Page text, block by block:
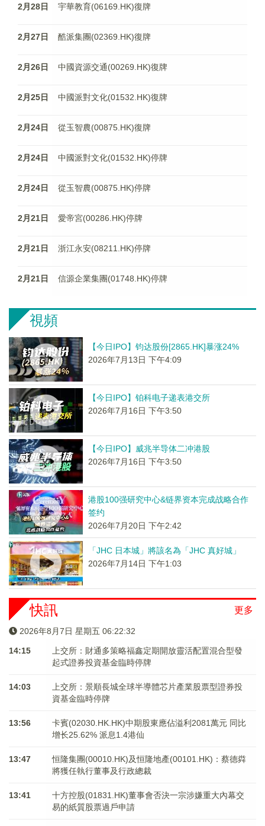
2月28日 宇華教育(06169.HK)復牌
2月27日 酷派集團(02369.HK)復牌
2月26日 中國資源交通(00269.HK)復牌
2月25日 中國派對文化(01532.HK)復牌
2月24日 從玉智農(00875.HK)復牌
2月24日 中國派對文化(01532.HK)停牌
2月24日 從玉智農(00875.HK)停牌
2月21日 愛帝宮(00286.HK)停牌
2月21日 浙江永安(08211.HK)停牌
2月21日 信源企業集團(01748.HK)停牌
視頻
【今日IPO】钧达股份[2865.HK]暴涨24%
2026年7月13日 下午4:09
【今日IPO】铂科电子递表港交所
2026年7月16日 下午3:50
【今日IPO】威兆半导体二冲港股
2026年7月16日 下午3:50
港股100强研究中心&链界资本完成战略合作
签约
2026年7月20日 下午2:42
「JHC 日本城」將該名為「JHC 真好城」
2026年7月14日 下午1:03
更多
快訊
2026年8月7日 星期五 06:22:32
14:15
上交所：財通多策略福鑫定期開放靈活配置混合型發
起式證券投資基金臨時停牌
14:03
上交所：景順長城全球半導體芯片產業股票型證券投
資基金臨時停牌
13:56
卡賓(02030.HK.HK)中期股東應佔溢利2081萬元 同比
增长25.62% 派息1.4港仙
13:47
恒隆集團(00010.HK)及恒隆地產(00101.HK)：蔡德粦
將獲任執行董事及行政總裁
13:41
十方控股(01831.HK)董事會否決一宗涉嫌重大內幕交
易的紙質股票過戶申請